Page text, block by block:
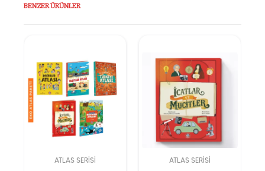
BENZER ÜRÜNLER
ATLAS SERISI ATLAS SERISI